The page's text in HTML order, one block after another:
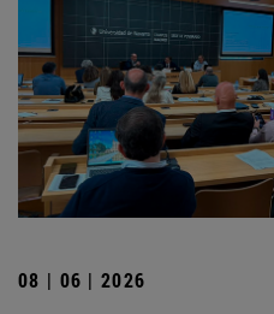
08 | 06 | 2026